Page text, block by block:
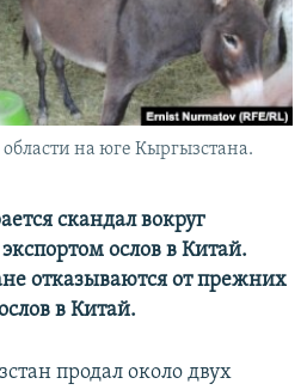
на юге Кыргызстана.
скандал вокруг
ослов в Китай.
отказываются от прежних
в Китай.
продал около двух